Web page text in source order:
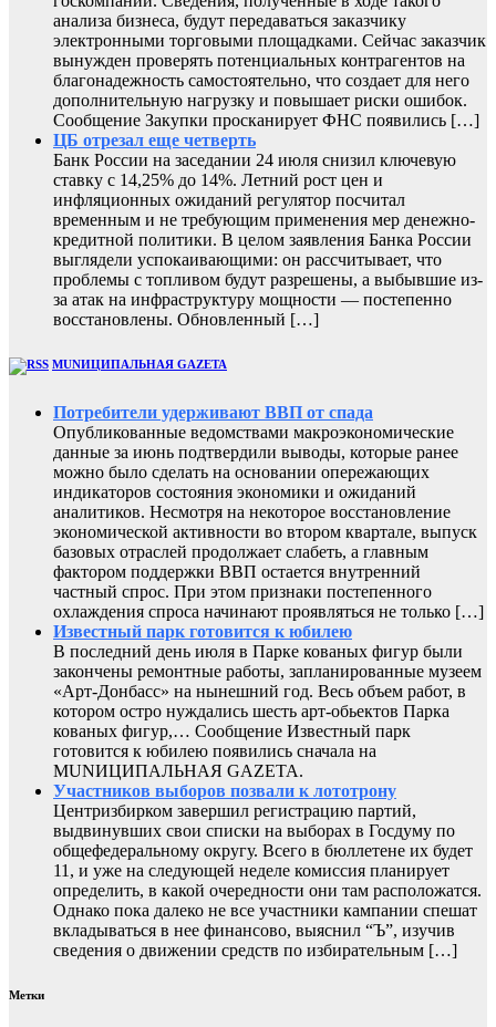
анализа бизнеса, будут передаваться заказчику
электронными торговыми площадками. Сейчас заказчик
вынужден проверять потенциальных контрагентов на
благонадежность самостоятельно, что создает для него
дополнительную нагрузку и повышает риски ошибок.
Сообщение Закупки просканирует ФНС появились […]
ЦБ отрезал еще четверть
Банк России на заседании 24 июля снизил ключевую
ставку с 14,25% до 14%. Летний рост цен и
инфляционных ожиданий регулятор посчитал
временным и не требующим применения мер денежно-
кредитной политики. В целом заявления Банка России
выглядели успокаивающими: он рассчитывает, что
проблемы с топливом будут разрешены, а выбывшие из-
за атак на инфраструктуру мощности — постепенно
восстановлены. Обновленный […]
MUNИЦИПАЛЬНАЯ GAZЕТА
Потребители удерживают ВВП от спада
Опубликованные ведомствами макроэкономические
данные за июнь подтвердили выводы, которые ранее
можно было сделать на основании опережающих
индикаторов состояния экономики и ожиданий
аналитиков. Несмотря на некоторое восстановление
экономической активности во втором квартале, выпуск
базовых отраслей продолжает слабеть, а главным
фактором поддержки ВВП остается внутренний
частный спрос. При этом признаки постепенного
охлаждения спроса начинают проявляться не только […]
Известный парк готовится к юбилею
В последний день июля в Парке кованых фигур были
закончены ремонтные работы, запланированные музеем
«Арт-Донбасс» на нынешний год. Весь объем работ, в
котором остро нуждались шесть арт-обьектов Парка
кованых фигур,… Сообщение Известный парк
готовится к юбилею появились сначала на
MUNИЦИПАЛЬНАЯ GAZЕТА.
Участников выборов позвали к лототрону
Центризбирком завершил регистрацию партий,
выдвинувших свои списки на выборах в Госдуму по
общефедеральному округу. Всего в бюллетене их будет
11, и уже на следующей неделе комиссия планирует
определить, в какой очередности они там расположатся.
Однако пока далеко не все участники кампании спешат
вкладываться в нее финансово, выяснил “Ъ”, изучив
сведения о движении средств по избирательным […]
Метки